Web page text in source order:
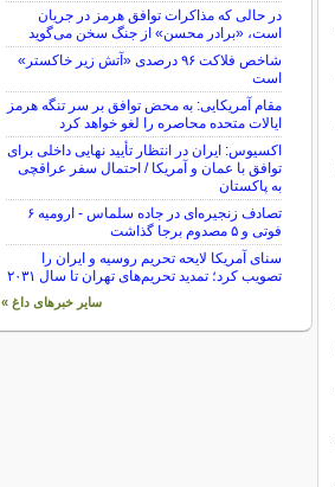
در حالی که مذاکرات توافق هرمز در جریان
است، «برادر محسن» از جنگ سخن می‌گوید
شاخص فلاکت ۹۶ درصدی «آتش زیر خاکستر»
است
مقام آمریکایی: به محض توافق بر سر تنگه هرمز
ایالات متحده محاصره را لغو خواهد کرد
اکسیوس: ایران در انتظار تأیید نهایی داخلی برای
توافق با عمان و آمریکا / احتمال سفر عراقچی
به پاکستان
تصادف زنجیره‌ای در جاده سلماس - ارومیه ۶
فوتی و ۵ مصدوم برجا گذاشت
سنای آمریکا لایحه تحریم روسیه و ایران را
تصویب کرد؛ تمدید تحریم‌های تهران تا سال ۲۰۳۱
سایر خبرهای داغ »